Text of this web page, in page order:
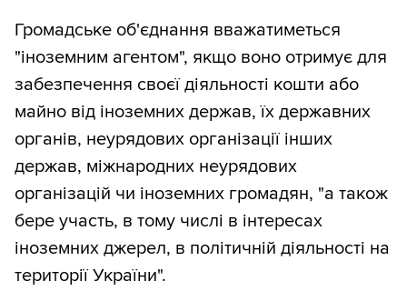
Громадське об'єднання вважатиметься
"іноземним агентом", якщо воно отримує для
забезпечення своєї діяльності кошти або
майно від іноземних держав, їх державних
органів, неурядових організації інших
держав, міжнародних неурядових
організацій чи іноземних громадян, "а також
бере участь, в тому числі в інтересах
іноземних джерел, в політичній діяльності на
території України".